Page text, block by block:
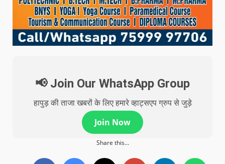
📢 Join Our WhatsApp Group
हापुड़ की ताजा खबरों के लिए हमारे व्हाट्सएप ग्रुप से जुड़े
Join Now
Share this...